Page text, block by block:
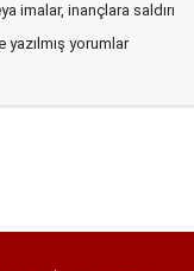
imalar, inançlara saldırı
yorumlar